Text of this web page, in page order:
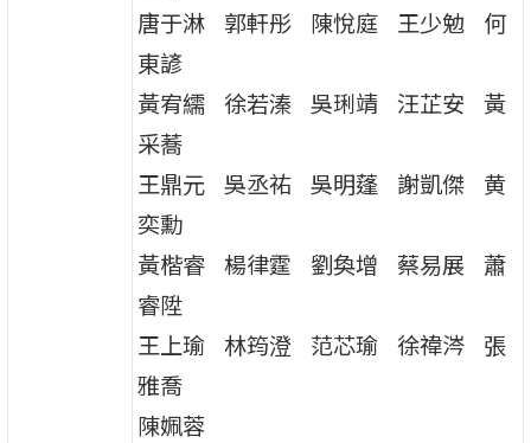
唐于淋 郭軒彤 陳悅庭 王少勉 何
東諺
黃宥繻 徐若溱 吳琍靖 汪芷安 黃
采蕎
王鼎元 吳丞祐 吳明蓬 謝凱傑 黄
奕勳
黃楷睿 楊律霆 劉奐增 蔡易展 蕭
睿陞
王上瑜 林筠澄 范芯瑜 徐禕涔 張
雅喬
陳姵蓉